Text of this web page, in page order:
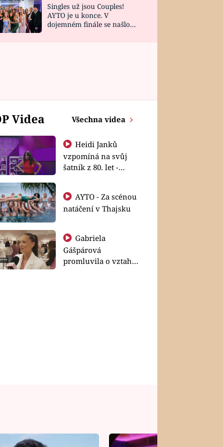
Singles už jsou Couples!
AYTO je u konce. V
dojemném finále se našlo
Videa Všechna videa
Heidi Janků
vzpomíná na svůj
šatník z 80. let -
natáčení v Thajsku
Gabriela
Gášpárová
promluvila o vztahu